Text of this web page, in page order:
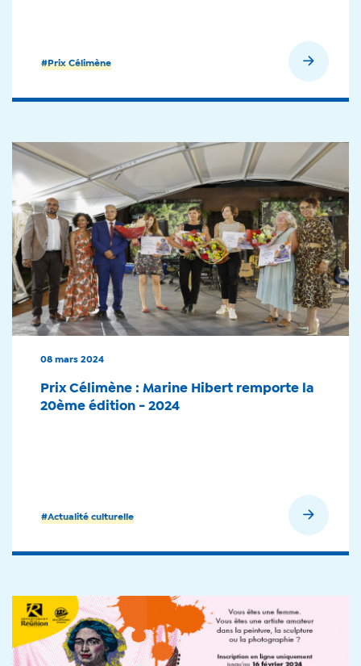
#Prix Célimène
#Actualité culturelle
08 mars 2024
Prix Célimène : Marine Hibert remporte la
20ème édition - 2024